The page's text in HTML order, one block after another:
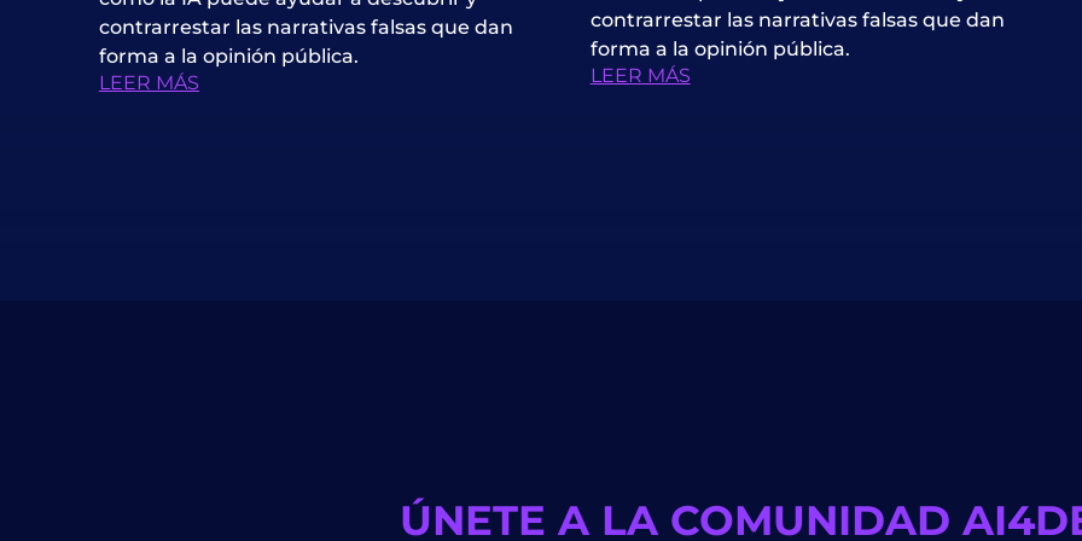
contrarrestar las narrativas falsas que dan
forma a la opinión pública.
LEER MÁS
contrarrestar las narrativas falsas que dan
forma a la opinión pública.
LEER MÁS
ÚNETE A LA COMUNIDAD